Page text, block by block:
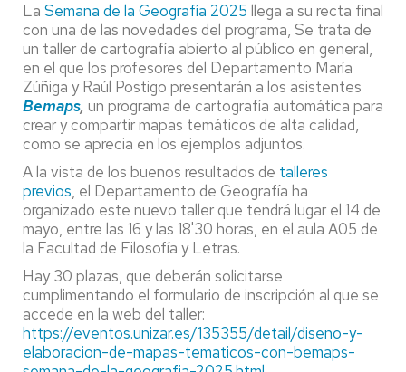
La Semana de la Geografía 2025 llega a su recta final
con una de las novedades del programa, Se trata de
un taller de cartografía abierto al público en general,
en el que los profesores del Departamento María
Zúñiga y Raúl Postigo presentarán a los asistentes
Bemaps, un programa de cartografía automática para
crear y compartir mapas temáticos de alta calidad,
como se aprecia en los ejemplos adjuntos.
A la vista de los buenos resultados de talleres
previos, el Departamento de Geografía ha
organizado este nuevo taller que tendrá lugar el 14 de
mayo, entre las 16 y las 18'30 horas, en el aula A05 de
la Facultad de Filosofía y Letras.
Hay 30 plazas, que deberán solicitarse
cumplimentando el formulario de inscripción al que se
accede en la web del taller:
https://eventos.unizar.es/135355/detail/diseno-y-
elaboracion-de-mapas-tematicos-con-bemaps-